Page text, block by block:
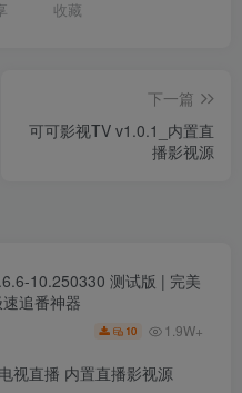
收藏
下一篇
可可影视TV v1.0.1_内置直
播影视源
10.250330 测试版 | 完美
追番神器
10 1.9W+
视直播 内置直播影视源